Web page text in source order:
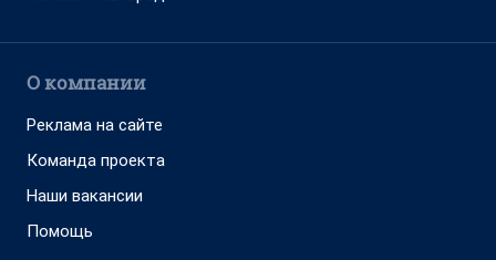
О компании
Реклама на сайте
Команда проекта
Наши вакансии
Помощь